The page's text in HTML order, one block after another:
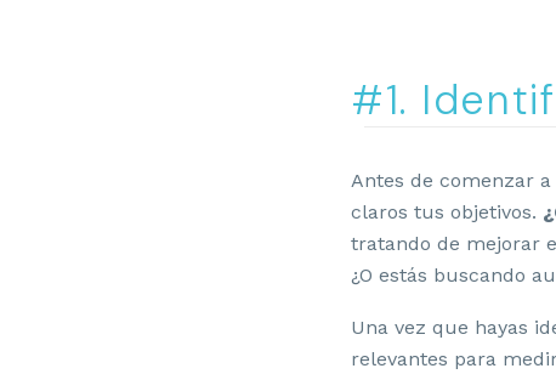
#1.
Antes de comenzar
claros tus objetivos.
tratando de mejorar
¿O estás buscando
Una vez que hayas
relevantes para